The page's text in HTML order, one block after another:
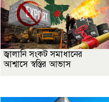
জ্বালানি সংকট সমাধানের
আশ্বাসে স্বস্তির আভাস